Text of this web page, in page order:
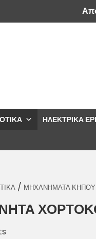
ΗΛΕΚΤΡΙΚΆ
/ ΜΗΧΑΝΗΜΑΤΑ ΚΗΠΟΥ